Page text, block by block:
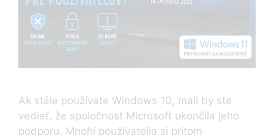
Ak stále používate Windows 10, mali by ste
vedieť, že spoločnosť Microsoft ukončila jeho
podporu. Mnohí používatelia si pritom